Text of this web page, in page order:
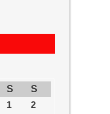
S
S
1
2